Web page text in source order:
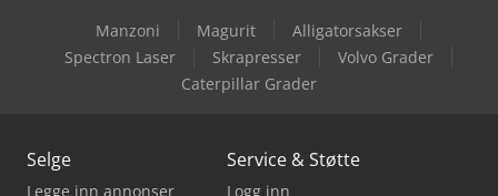
Manzoni Magurit
Alligatorsakser
Spectron Laser
Skrapresser
Volvo Grader
Caterpillar Grader
Selge
Legge inn annonser
Service & Støtte
Logg inn